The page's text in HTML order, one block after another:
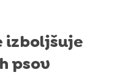
izboljšuje
psov